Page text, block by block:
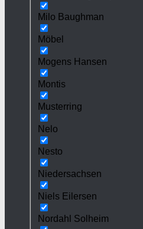
Milo Baughman
Möbel
Mogens Hansen
Montis
Musterring
Nelo
Nesto
Niedersachsen
Niels Eilersen
Nordahl Solheim